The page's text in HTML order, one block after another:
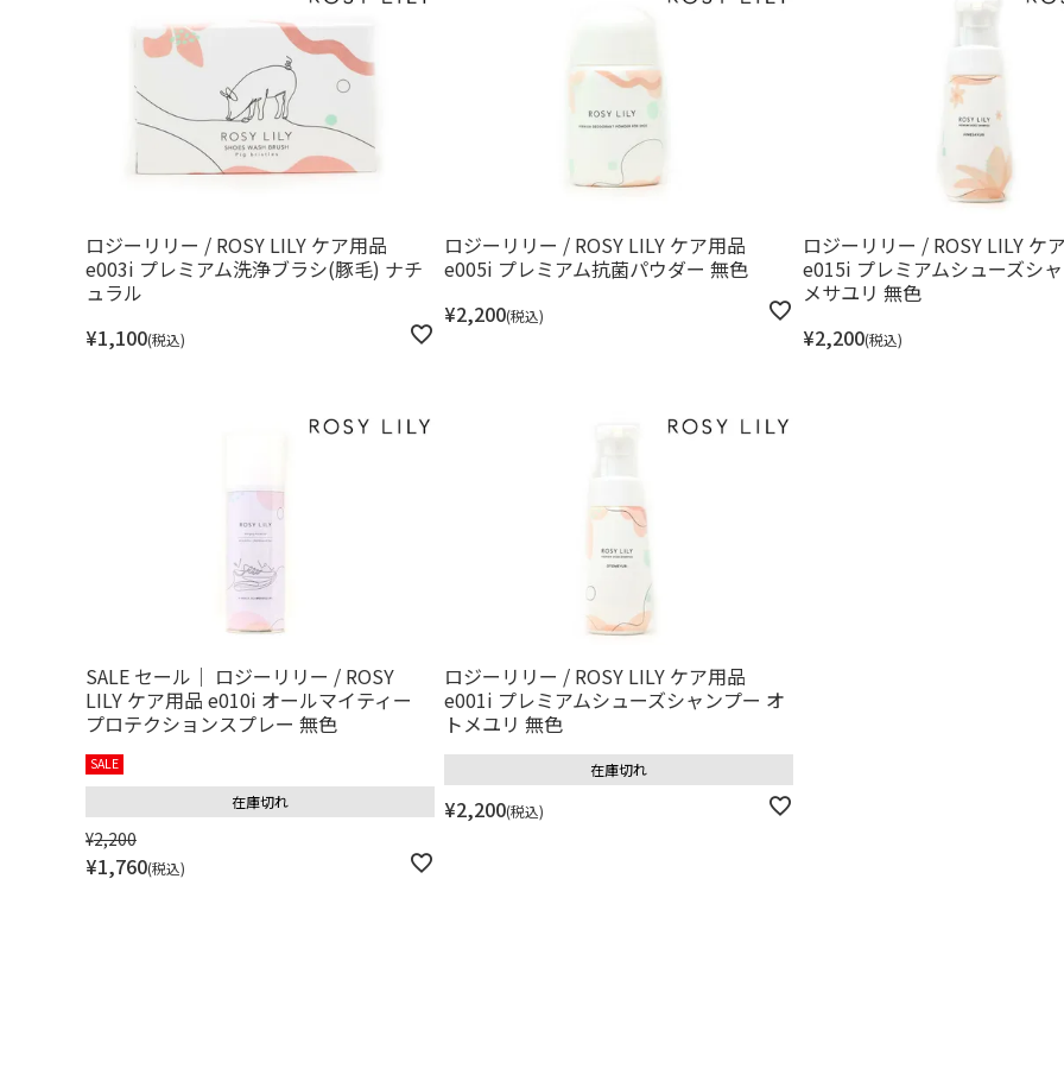
ロジーリリー / ROSY LILY ケア用品
e003i プレミアム洗浄ブラシ(豚毛) ナチ
ュラル
¥1,100 税込
ロジーリリー / ROSY LILY ケア用品
e005i プレミアム抗菌パウダー 無色
¥2,200 税込
ロジーリリー / ROSY LILY ケ
e015i プレミアムシューズシ
メサユリ 無色
¥2,200 税込
SALE セール｜ ロジーリリー / ROSY
LILY ケア用品 e010i オールマイティー
プロテクションスプレー 無色
SALE
¥2,200
¥1,760 税込
在庫切れ
ロジーリリー / ROSY LILY ケア用品
e001i プレミアムシューズシャンプー オ
トメユリ 無色
¥2,200 税込
在庫切れ